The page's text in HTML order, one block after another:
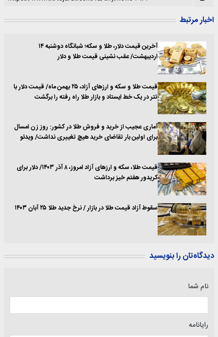
اخبار مرتبط
آخرین قیمت دلار، طلا و سکه؛ شبانگاه دوشنبه ۱۴
اردیبهشت/ عقب نشینی قیمت طلا و دلار
قیمت طلا و سکه و ارزهای آزاد، ۲۵ بهمن‌ ماه/ قیمت دلار با
تتر در یک خط ایستاد و بازار طلا راه رفته را برگشت
آماری عجیب از خرید و فروش طلا در کشور: روز زن امسال
برای اولین بار تقاضای خرید هیچ تغییری نداشت/ ویدئو
قیمت طلا، سکه و ارزهای آزاد امروز، ۸ آذر ۱۴۰۳/ دلار برای
کریدور هفتم خیز برداشت
سقوط آزاد قیمت طلا در بازار / نرخ جدید طلا ۲۵ آبان ۱۴۰۳
دیدگاه‌تان را بنویسید
نام شما
رایانامه